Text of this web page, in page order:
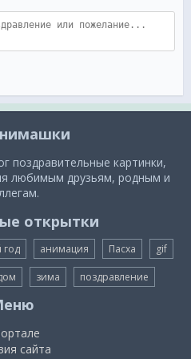
поздравительные картинки,
любимым друзьям, родным и
открытки
год анимация Пасха gif
зима поздравление
сайта